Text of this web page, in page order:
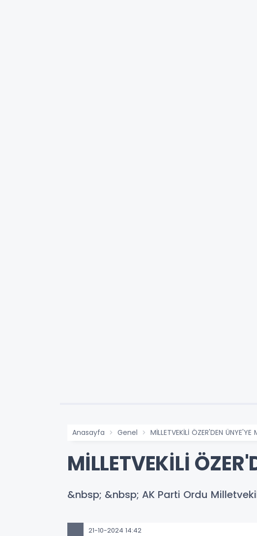
Anasayfa Genel MİLLETVEKİLİ ÖZER'DEN ÜNYE'YE
MİLLETVEKİLİ
&nbsp; &nbsp; AK Parti Ordu
21-10-2024 14:42